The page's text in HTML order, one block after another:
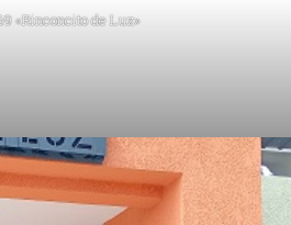
«Rinconcito de Luz»